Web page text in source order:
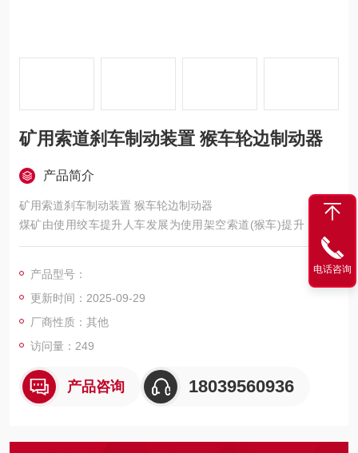
矿用索道刹车制动装置 猴车轮边制动器
产品简介
矿用索道刹车制动装置 猴车轮边制动器
煤矿由使用绞车提升人车发展为使用架空索道(猴车)提升，地下
矿用架空索道（猴车）的结构原理为将钢丝绳安装在驱动轮、托
绳轮、压绳轮、迂回轮上并经张紧装置拉紧后，由驱动装置输出
动力带动驱动轮和钢丝绳运行，从而实现输送矿工的原理。
产品型号：
更新时间：2025-09-29
厂商性质：其他
访问量：249
产品咨询 18039560936
电话咨询